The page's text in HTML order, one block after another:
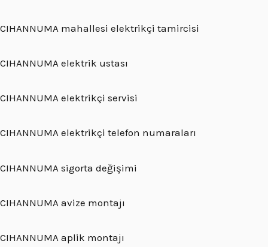
CIHANNUMA mahallesi elektrikçi tamircisi
CIHANNUMA elektrik ustası
CIHANNUMA elektrikçi servisi
CIHANNUMA elektrikçi telefon numaraları
CIHANNUMA sigorta değişimi
CIHANNUMA avize montajı
CIHANNUMA aplik montajı